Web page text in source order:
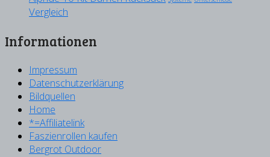
Vergleich
Informationen
Impressum
Datenschutzerklärung
Bildquellen
Home
*=Affiliatelink
Faszienrollen kaufen
Bergrot Outdoor